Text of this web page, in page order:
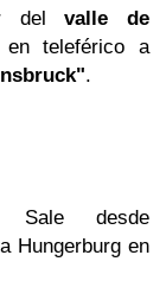
delvalle de
teleférico a
.
Sale desde
Hungerburg en